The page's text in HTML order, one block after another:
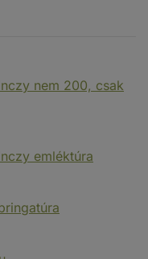
nem 200, csak
emléktúra